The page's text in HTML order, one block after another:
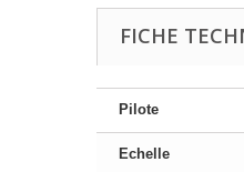
FICHE
Pilote
Echelle